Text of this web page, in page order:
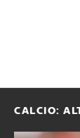
CALCIO: